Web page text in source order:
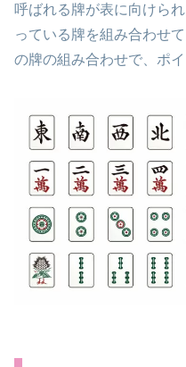
呼ばれる牌が表に向けら
っている牌を組み合わせ
の牌の組み合わせで、ポ